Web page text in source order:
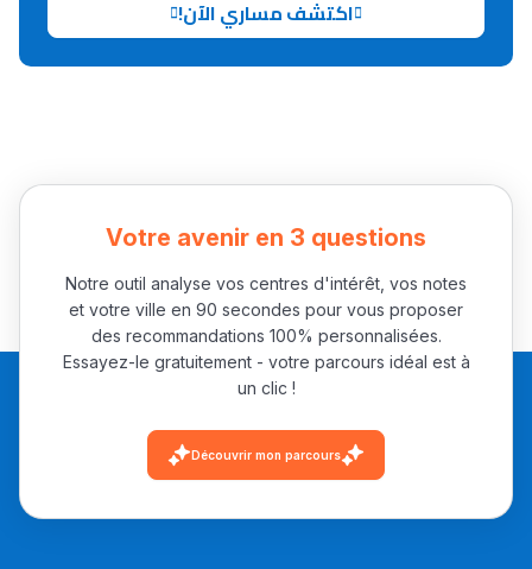
Collège au Maroc
Post-Bac
Interviews/Vidéos
+ de 89 Interviews/Vidéos
دليل المهن
اكتشف مساري الآن!
Votre avenir en 3 questions
Notre outil analyse vos centres d'intérêt, vos notes
et votre ville en 90 secondes pour vous proposer
des recommandations 100% personnalisées.
Essayez-le gratuitement - votre parcours idéal est à
un clic !
Découvrir mon parcours